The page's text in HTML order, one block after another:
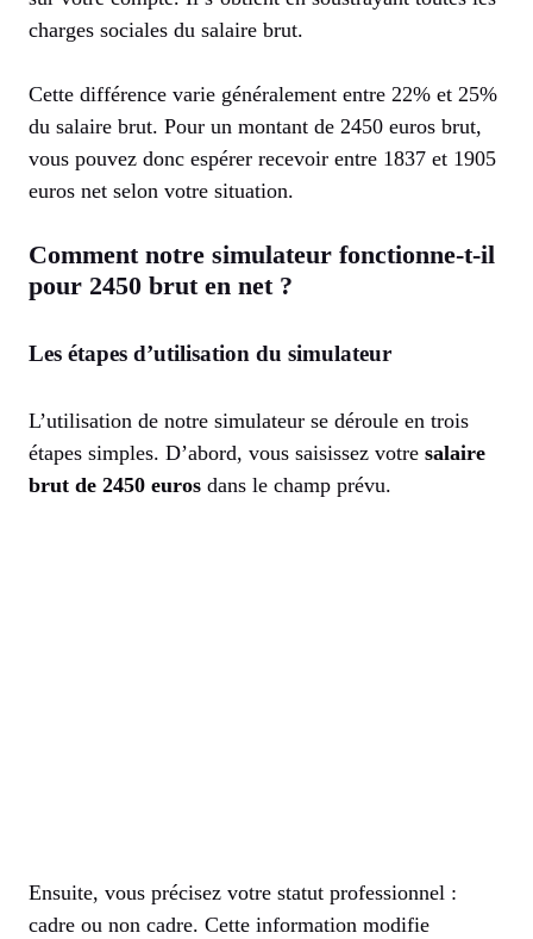
charges sociales du salaire brut.
Cette différence varie généralement entre 22% et 25%
du salaire brut. Pour un montant de 2450 euros brut,
vous pouvez donc espérer recevoir entre 1837 et 1905
euros net selon votre situation.
Comment notre simulateur fonctionne-t-il
pour 2450 brut en net ?
Les étapes d’utilisation du simulateur
L’utilisation de notre simulateur se déroule en trois
étapes simples. D’abord, vous saisissez votre salaire
brut de 2450 euros dans le champ prévu.
Ensuite, vous précisez votre statut professionnel :
cadre ou non cadre. Cette information modifie